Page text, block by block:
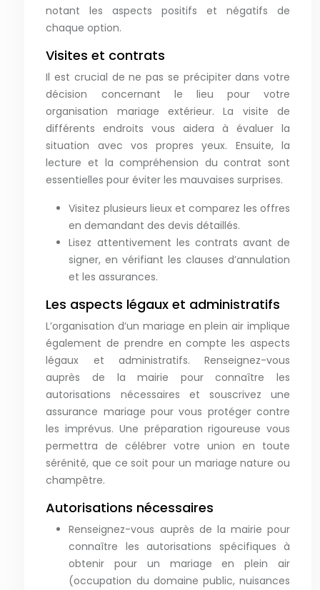
notant les aspects positifs et négatifs de
chaque option.
Visites et contrats
Il est crucial de ne pas se précipiter dans votre
décision concernant le lieu pour votre
organisation mariage extérieur. La visite de
différents endroits vous aidera à évaluer la
situation avec vos propres yeux. Ensuite, la
lecture et la compréhension du contrat sont
essentielles pour éviter les mauvaises surprises.
Visitez plusieurs lieux et comparez les offres
en demandant des devis détaillés.
Lisez attentivement les contrats avant de
signer, en vérifiant les clauses d’annulation
et les assurances.
Les aspects légaux et administratifs
L’organisation d’un mariage en plein air implique
également de prendre en compte les aspects
légaux et administratifs. Renseignez-vous
auprès de la mairie pour connaître les
autorisations nécessaires et souscrivez une
assurance mariage pour vous protéger contre
les imprévus. Une préparation rigoureuse vous
permettra de célébrer votre union en toute
sérénité, que ce soit pour un mariage nature ou
champêtre.
Autorisations nécessaires
Renseignez-vous auprès de la mairie pour
connaître les autorisations spécifiques à
obtenir pour un mariage en plein air
(occupation du domaine public, nuisances